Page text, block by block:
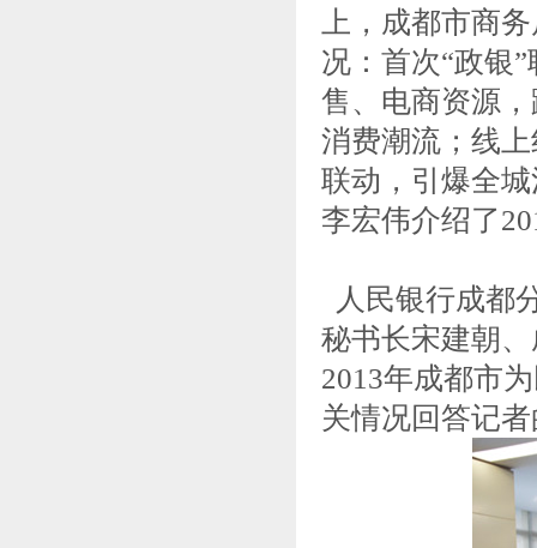
上，成都市商
况：首次“政银
售、电商资源
消费潮流；线
联动，引爆全
李宏伟介绍了
人民银行成都
秘书长宋建朝
2013年成都市
关情况回答记